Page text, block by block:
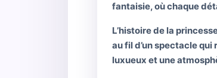
fantaisie, où chaque
L’histoire de la
au fil d’un spectacle
luxueux et une